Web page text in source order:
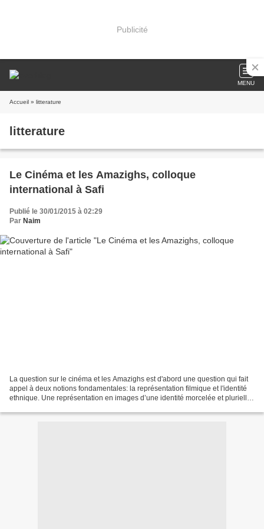
Publicité
MENU
Accueil » litterature
litterature
Le Cinéma et les Amazighs, colloque
international à Safi
Publié le 30/01/2015 à 02:29
Par Naim
La question sur le cinéma et les Amazighs est d'abord une question qui fait
appel à deux notions fondamentales: la représentation filmique et l'identité
ethnique. Une représentation en images d’une identité morcelée et plurielle,